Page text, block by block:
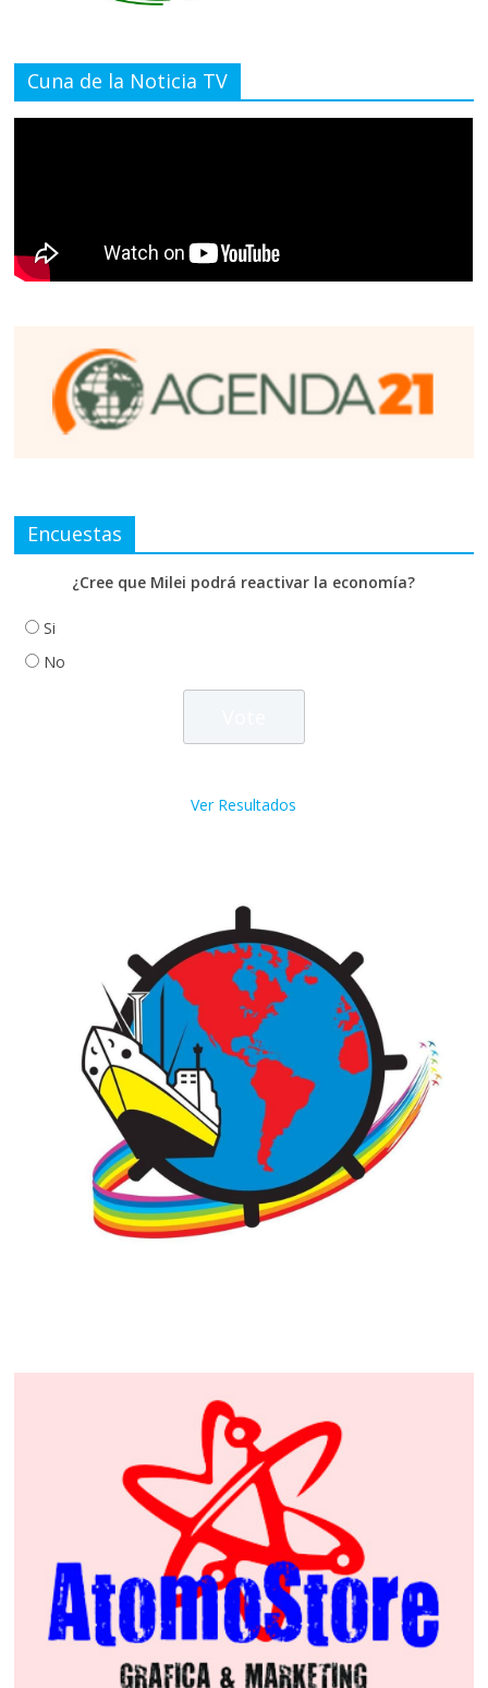
Cuna de la Noticia TV
Encuestas
¿Cree que Milei podrá reactivar la economía?
Si
No
Ver Resultados